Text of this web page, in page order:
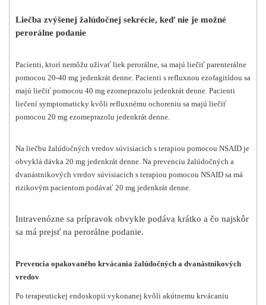
Liečba zvýšenej žalúdočnej sekrécie, keď nie je možné
perorálne podanie
Pacienti, ktorí nemôžu užívať liek perorálne, sa majú liečiť parenterálne
pomocou 20-40 mg jedenkrát denne. Pacienti s refluxnou ezofagitídou sa
majú liečiť pomocou 40 mg ezomeprazolu jedenkrát denne. Pacienti
liečení symptomaticky kvôli refluxnému ochoreniu sa majú liečiť
pomocou 20 mg ezomeprazolu jedenkrát denne.
Na liečbu žalúdočných vredov súvisiacich s terapiou pomocou NSAID je
obvyklá dávka 20 mg jedenkrát denne. Na prevenciu žalúdočných a
dvanástnikových vredov súvisiacich s terapiou pomocou NSAID sa má
rizikovým pacientom podávať 20 mg jedenkrát denne.
Intravenózne sa prípravok obvykle podáva krátko a čo najskôr
sa má prejsť na perorálne podanie.
Prevencia opakovaného krvácania žalúdočných a dvanástnikových
vredov
Po terapeutickej endoskopii vykonanej kvôli akútnemu krvácaniu